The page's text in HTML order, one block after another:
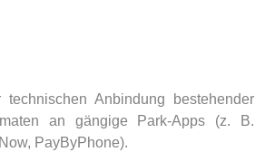
technischen Anbindung bestehender
an gängige Park-Apps (z. B.
PayByPhone).